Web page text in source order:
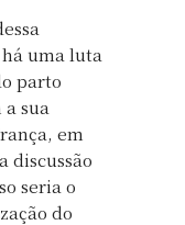
uma luta
parto
sua
em
discussão
seria o
do